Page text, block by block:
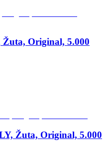
Original, 5.000
Žuta, Original, 5.000